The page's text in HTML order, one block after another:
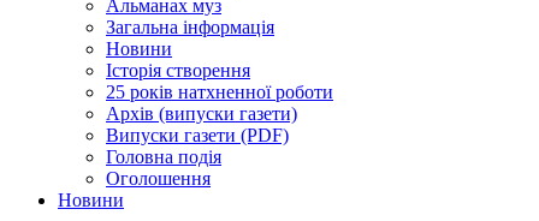
Альманах муз
Загальна інформація
Новини
Історія створення
25 років натхненної роботи
Архів (випуски газети)
Випуски газети (PDF)
Головна подія
Оголошення
Новини